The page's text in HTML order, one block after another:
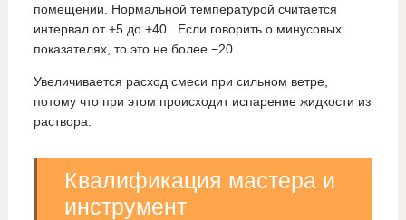
помещении. Нормальной температурой считается
интервал от +5 до +40 . Если говорить о минусовых
показателях, то это не более −20.
Увеличивается расход смеси при сильном ветре,
потому что при этом происходит испарение жидкости из
раствора.
Квалификация мастера и
инструмент